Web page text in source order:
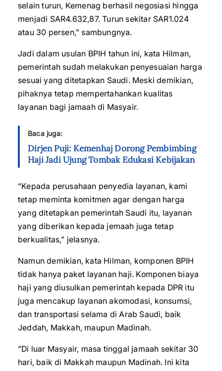
selain turun, Kemenag berhasil negosiasi hingga
menjadi SAR4.632,87. Turun sekitar SAR1.024
atau 30 persen,” sambungnya.
Jadi dalam usulan BPIH tahun ini, kata Hilman,
pemerintah sudah melakukan penyesuaian harga
sesuai yang ditetapkan Saudi. Meski demikian,
pihaknya tetap mempertahankan kualitas
layanan bagi jamaah di Masyair.
Baca juga:
Dirjen Puji: Kemenhaj Dorong Pembimbing
Haji Jadi Ujung Tombak Edukasi Kebijakan
“Kepada perusahaan penyedia layanan, kami
tetap meminta komitmen agar dengan harga
yang ditetapkan pemerintah Saudi itu, layanan
yang diberikan kepada jemaah juga tetap
berkualitas,” jelasnya.
Namun demikian, kata Hilman, komponen BPIH
tidak hanya paket layanan haji. Komponen biaya
haji yang diusulkan pemerintah kepada DPR itu
juga mencakup layanan akomodasi, konsumsi,
dan transportasi selama di Arab Saudi, baik
Jeddah, Makkah, maupun Madinah.
“Di luar Masyair, masa tinggal jamaah sekitar 30
hari, baik di Makkah maupun Madinah. Ini kita